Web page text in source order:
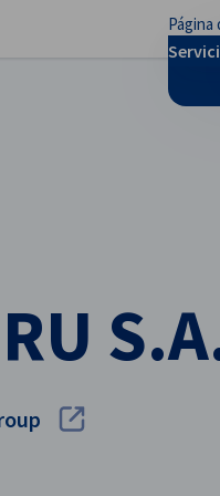
Página